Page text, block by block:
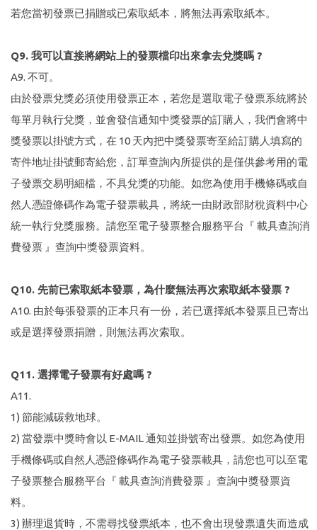
若您當初發票已捐贈或已索取紙本，將無法再索取紙本。
Q9. 我可以直接將網站上的發票檔印出來拿去兌獎嗎 ?
A9. 不可。
由於發票兌獎必須使用發票正本，若您是選取電子發票系統將於
每單月執行兌獎，並會發信通知中獎發票的訂購人，我們會將中
獎發票以掛號方式，在 10 天內把中獎發票寄至給訂購人填寫的
寄件地址掛號郵寄給您，訂單查詢內所提供的是僅供參考用的電
子發票交易明細檔，不具兌獎的功能。如您為使用手機條碼或自
然人憑證條碼作為電子發票載具，將統一由財政部財稅資料中心
統一執行兌獎服務。請您至電子發票整合服務平台『 載具查詢消
費發票 』查詢中獎發票資料。
Q10. 先前已索取紙本發票，為什麼無法再次索取紙本發票 ?
A10. 由於每張發票的正本只有一份，若已選擇紙本發票且已寄出
或是選擇發票捐贈，則無法再次索取。
Q11. 選擇電子發票有好處嗎 ?
A11.
1) 節能減碳救地球。
2) 當發票中獎時會以 E-MAIL 通知並掛號寄出發票。如您為使用
手機條碼或自然人憑證條碼作為電子發票載具，請您也可以至電
子發票整合服務平台『 載具查詢消費發票 』查詢中獎發票資
料。
3) 辦理退貨時，不需尋找發票紙本，也不會出現發票遺失而造成